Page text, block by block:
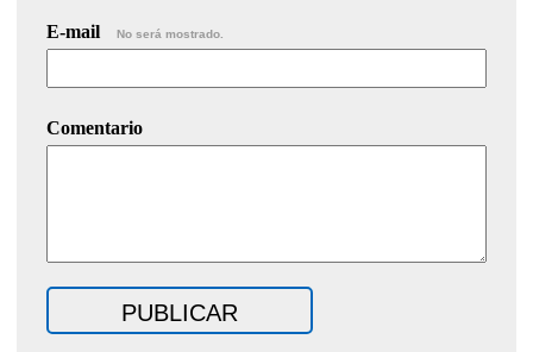
E-mail No será mostrado.
Comentario